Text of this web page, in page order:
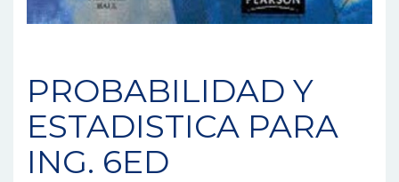
PROBABILIDAD Y
ESTADISTICA PARA
ING. 6ED